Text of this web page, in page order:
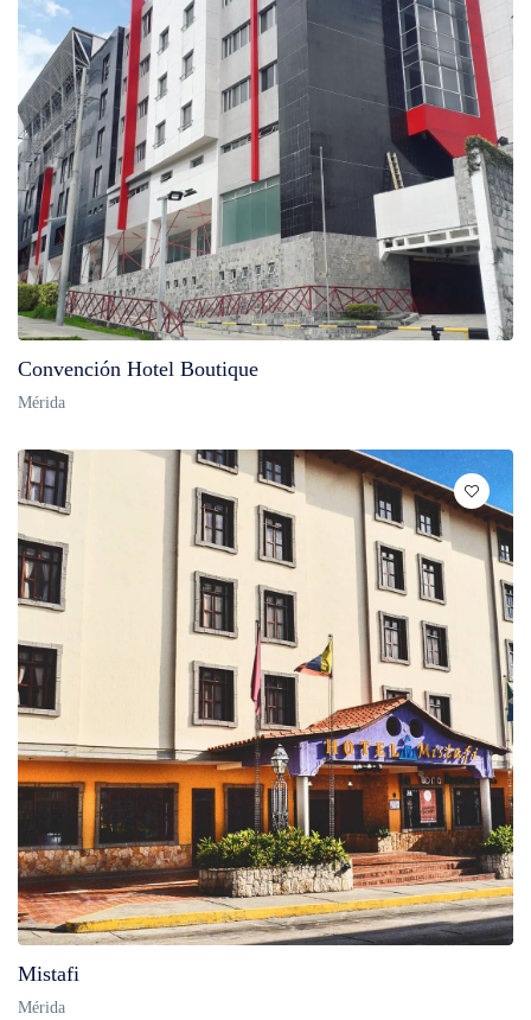
Convención Hotel Boutique
Mérida
Mistafi
Mérida